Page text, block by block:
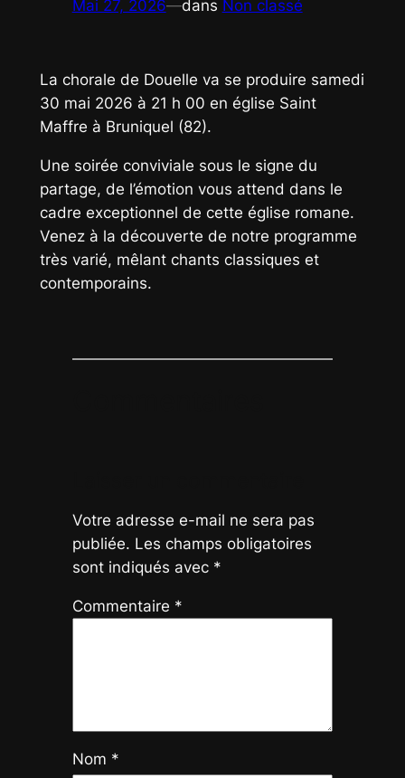
Mai 27, 2026—dans Non classé
La chorale de Douelle va se produire samedi
30 mai 2026 à 21 h 00 en église Saint
Maffre à Bruniquel (82).
Une soirée conviviale sous le signe du
partage, de l’émotion vous attend dans le
cadre exceptionnel de cette église romane.
Venez à la découverte de notre programme
très varié, mêlant chants classiques et
contemporains.
Votre adresse e-mail ne sera pas
publiée. Les champs obligatoires
sont indiqués avec *
Commentaire *
Nom *